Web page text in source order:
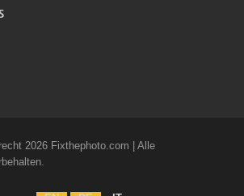
2026 Fixthephoto.com | Alle